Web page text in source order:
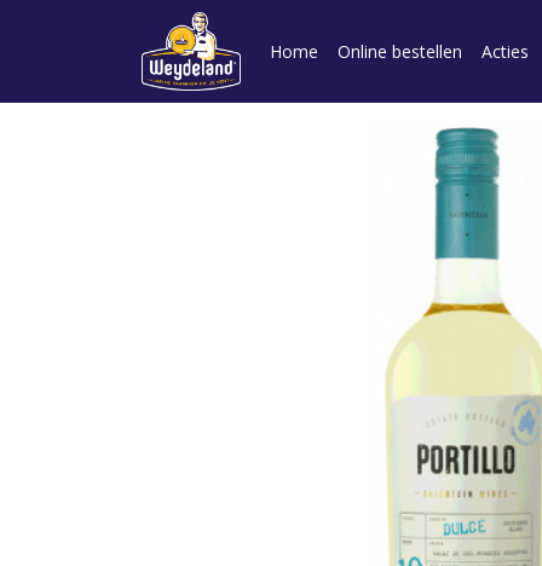
Home Online bestellen Acties